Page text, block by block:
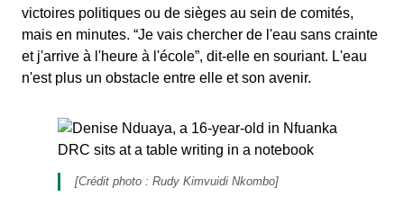
victoires politiques ou de sièges au sein de comités,
mais en minutes. “Je vais chercher de l'eau sans crainte
et j'arrive à l'heure à l'école”, dit-elle en souriant. L'eau
n'est plus un obstacle entre elle et son avenir.
[Crédit photo : Rudy Kimvuidi Nkombo]